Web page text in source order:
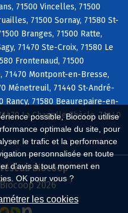
possible, Biocoop utilise
optimale du site, pour
le trafic et la performance
personnalisée en toute
d'avis à tout moment en
OK pour vous ?
les cookies
71500 Vincelles, 71500
71500 Sornay, 71580 St-
Branges, 71500 Ratte,
71470 Ste-Croix, 71580 Le
Frontenaud, 71500
71470 Montpont-en-Bresse,
Ménetreuil, 71440 St-André-
Rancy, 71580 Beaurepaire-en-
La Chapelle-Thècle, 71440
Biocoop
2026